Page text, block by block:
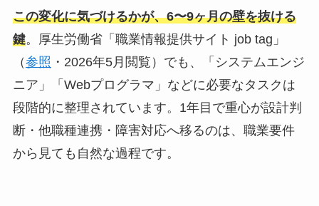
この変化に気づけるかが、6〜9ヶ月の壁を抜ける
鍵。厚生労働省「職業情報提供サイト job tag」
（参照 ・2026年5月閲覧）でも、「システムエンジ
ニア」「Webプログラマ」などに必要なタスクは
段階的に整理されています。1年目で重心が設計判
断・他職種連携・障害対応へ移るのは、職業要件
から見ても自然な過程です。